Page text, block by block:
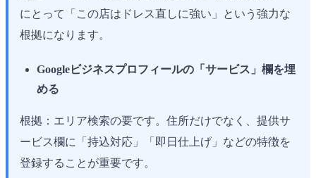
にとって「この店はドレス直しに強い」という強力な
根拠になります。
Googleビジネスプロフィールの「サービス」欄を埋
める
根拠：エリア検索の要です。住所だけでなく、提供サ
ービス欄に「持込対応」「即日仕上げ」などの特徴を
登録することが重要です。